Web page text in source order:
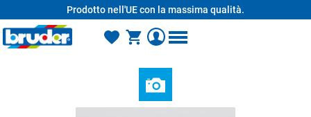
Prodotto nell'UE con la massima qualità.